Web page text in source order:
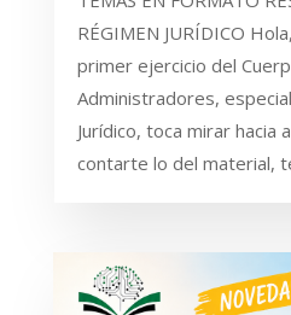
RÉGIMEN JURÍDICO
primer ejercicio del
Administradores,
Jurídico, toca mirar hacia
contarte lo del material,